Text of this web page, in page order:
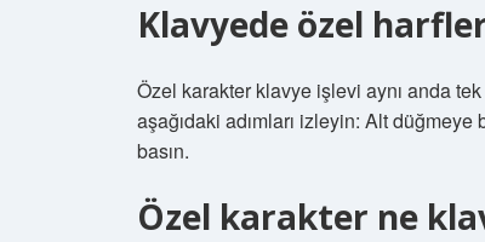
Klavyede özel harfler
Özel karakter klavye işlevi aynı anda
aşağıdaki adımları izleyin: Alt
basın.
Özel karakter ne